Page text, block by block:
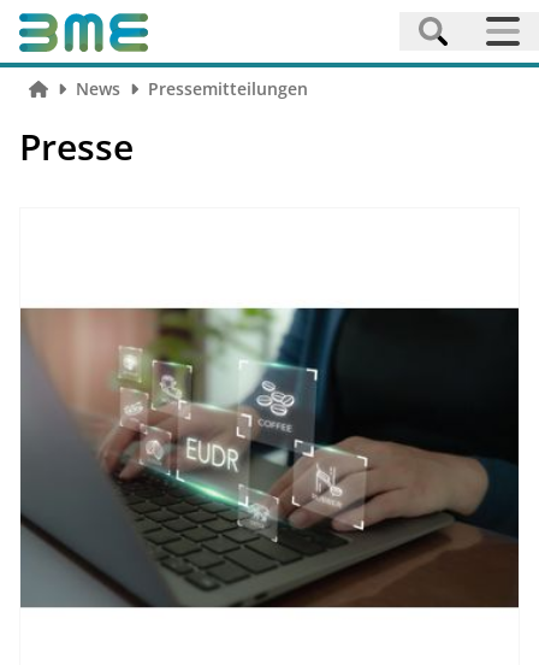
News Pressemitteilungen
Presse